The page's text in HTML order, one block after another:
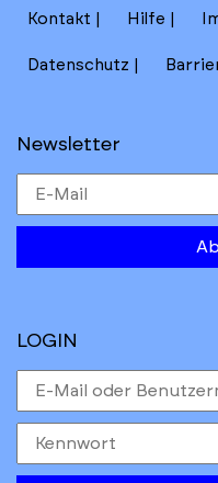
Kontakt Hilfe
Datenschutz
Newsletter
LOGIN